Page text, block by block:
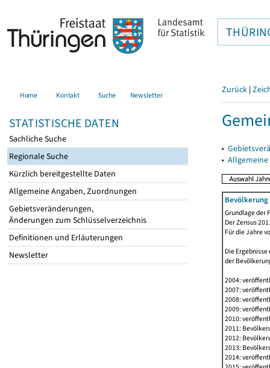
Home Kontakt Suche Newsletter
STATISTISCHE DATEN
Sachliche Suche
Regionale Suche
Kürzlich bereitgestellte Daten
Allgemeine Angaben, Zuordnungen
Gebietsveränderungen,
Änderungen zum Schlüsselverzeichnis
Definitionen und Erläuterungen
Newsletter
Zurück |
▸
▸
Grundlage der
Der Zensus
Für die Jahre
Die
der
2004:
2007:
2008:
2009:
2010:
2011:
2012:
2013:
2014: